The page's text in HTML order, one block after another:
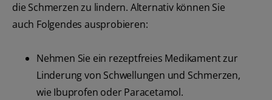
die Schmerzen zu lindern. Alternativ können Sie
auch Folgendes ausprobieren:
Nehmen Sie ein rezeptfreies Medikament zur
Linderung von Schwellungen und Schmerzen,
wie Ibuprofen oder Paracetamol.